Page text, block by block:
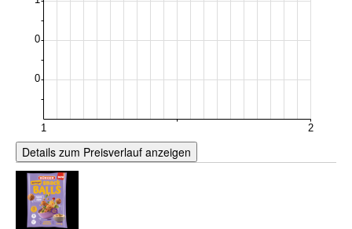
Details zum Preisverlauf anzeigen